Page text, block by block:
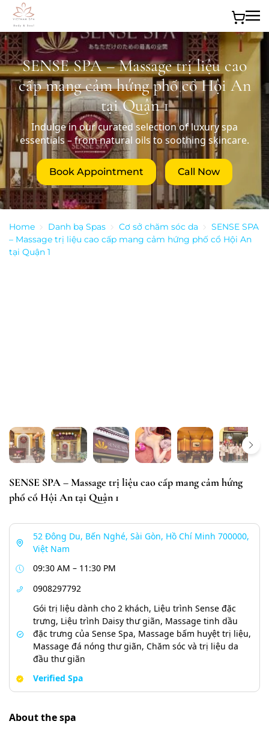
Skip to main content
SENSE SPA – Massage trị liệu cao
cấp mang cảm hứng phố cổ Hội An
tại Quận 1
Indulge in our curated selection of luxury spa
essentials – from natural oils to soothing skincare.
Book Appointment Call Now
Home Danh bạ Spas Cơ sở chăm sóc da
SENSE SPA
– Massage trị liệu cao cấp mang cảm hứng phố cổ Hội An
tại Quận 1
SENSE SPA – Massage trị liệu cao cấp mang cảm hứng
phố cổ Hội An tại Quận 1
52 Đông Du, Bến Nghé, Sài Gòn, Hồ Chí Minh 700000,
Việt Nam
09:30 AM – 11:30 PM
0908297792
Gói trị liệu dành cho 2 khách, Liệu trình Sense đặc
trưng, Liệu trình Daisy thư giãn, Massage tinh dầu
đặc trưng của Sense Spa, Massage bấm huyệt trị liệu,
Massage đá nóng thư giãn, Chăm sóc và trị liệu da
đầu thư giãn
Verified Spa
About the spa